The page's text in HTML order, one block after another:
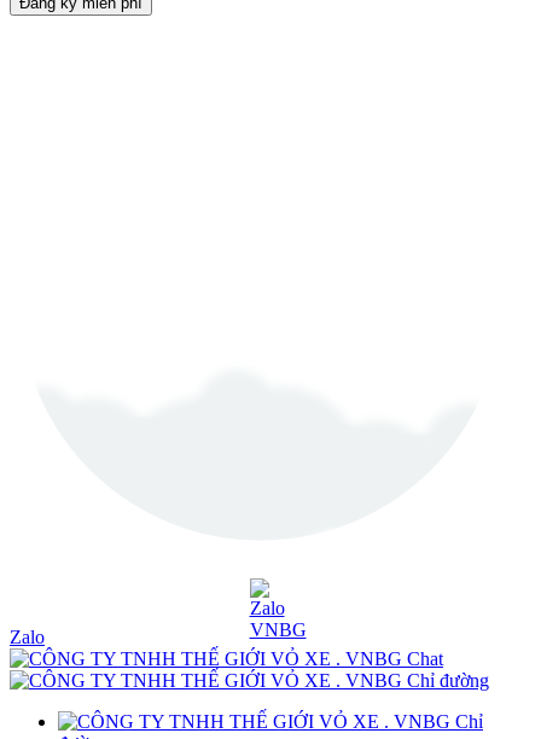
Zalo
Chat
Chỉ đường
Chỉ